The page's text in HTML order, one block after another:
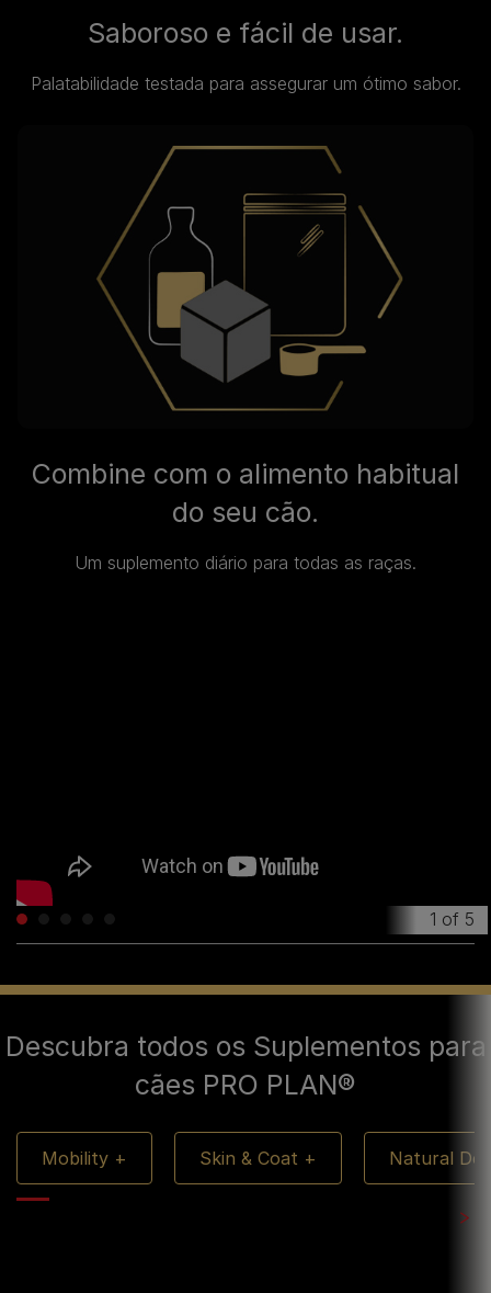
Saboroso e fácil de usar.
Palatabilidade testada para assegurar um ótimo sabor.
Combine com o alimento habitual
do seu cão.
Um suplemento diário para todas as raças.
1 of 5
Descubra todos os Suplementos para
cães PRO PLAN®
Mobility + Skin & Coat + Natural